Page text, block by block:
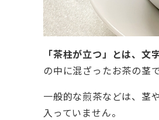
「茶柱が立つ」とは、文
の中に混ざったお茶の茎で
一般的な煎茶などは、茎
入っていません。